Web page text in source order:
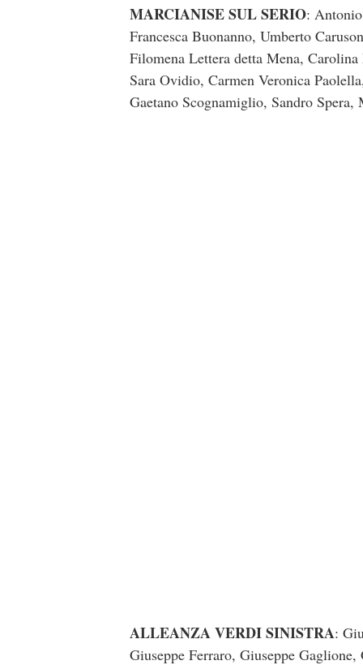
MARCIANISE SUL SERIO:
Francesca Buonanno, Umberto
Filomena Lettera detta Mena,
Sara Ovidio, Carmen Veronica
Gaetano Scognamiglio, Sandro
ALLEANZA VERDI SINISTRA:
Giuseppe Ferraro, Giuseppe